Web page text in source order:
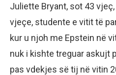
Juliette Bryant, sot 43
vjeçe, studente e vitit të
kur u njoh me Epstein në
nuk i kishte treguar askujt
pas vdekjes së tij në vitin